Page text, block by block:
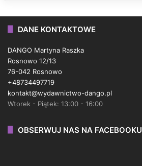
DANE KONTAKTOWE
DANGO Martyna Raszka
Rosnowo 12/13
76-042 Rosnowo
+48734497719
kontakt@wydawnictwo-dango.pl
Wtorek - Piątek: 13:00 - 16:00
OBSERWUJ NAS NA FACEBOOKU